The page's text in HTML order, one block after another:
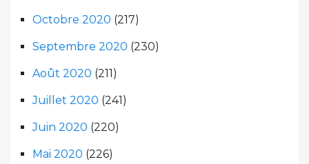
Octobre 2020 (217)
Septembre 2020 (230)
Août 2020 (211)
Juillet 2020 (241)
Juin 2020 (220)
Mai 2020 (226)